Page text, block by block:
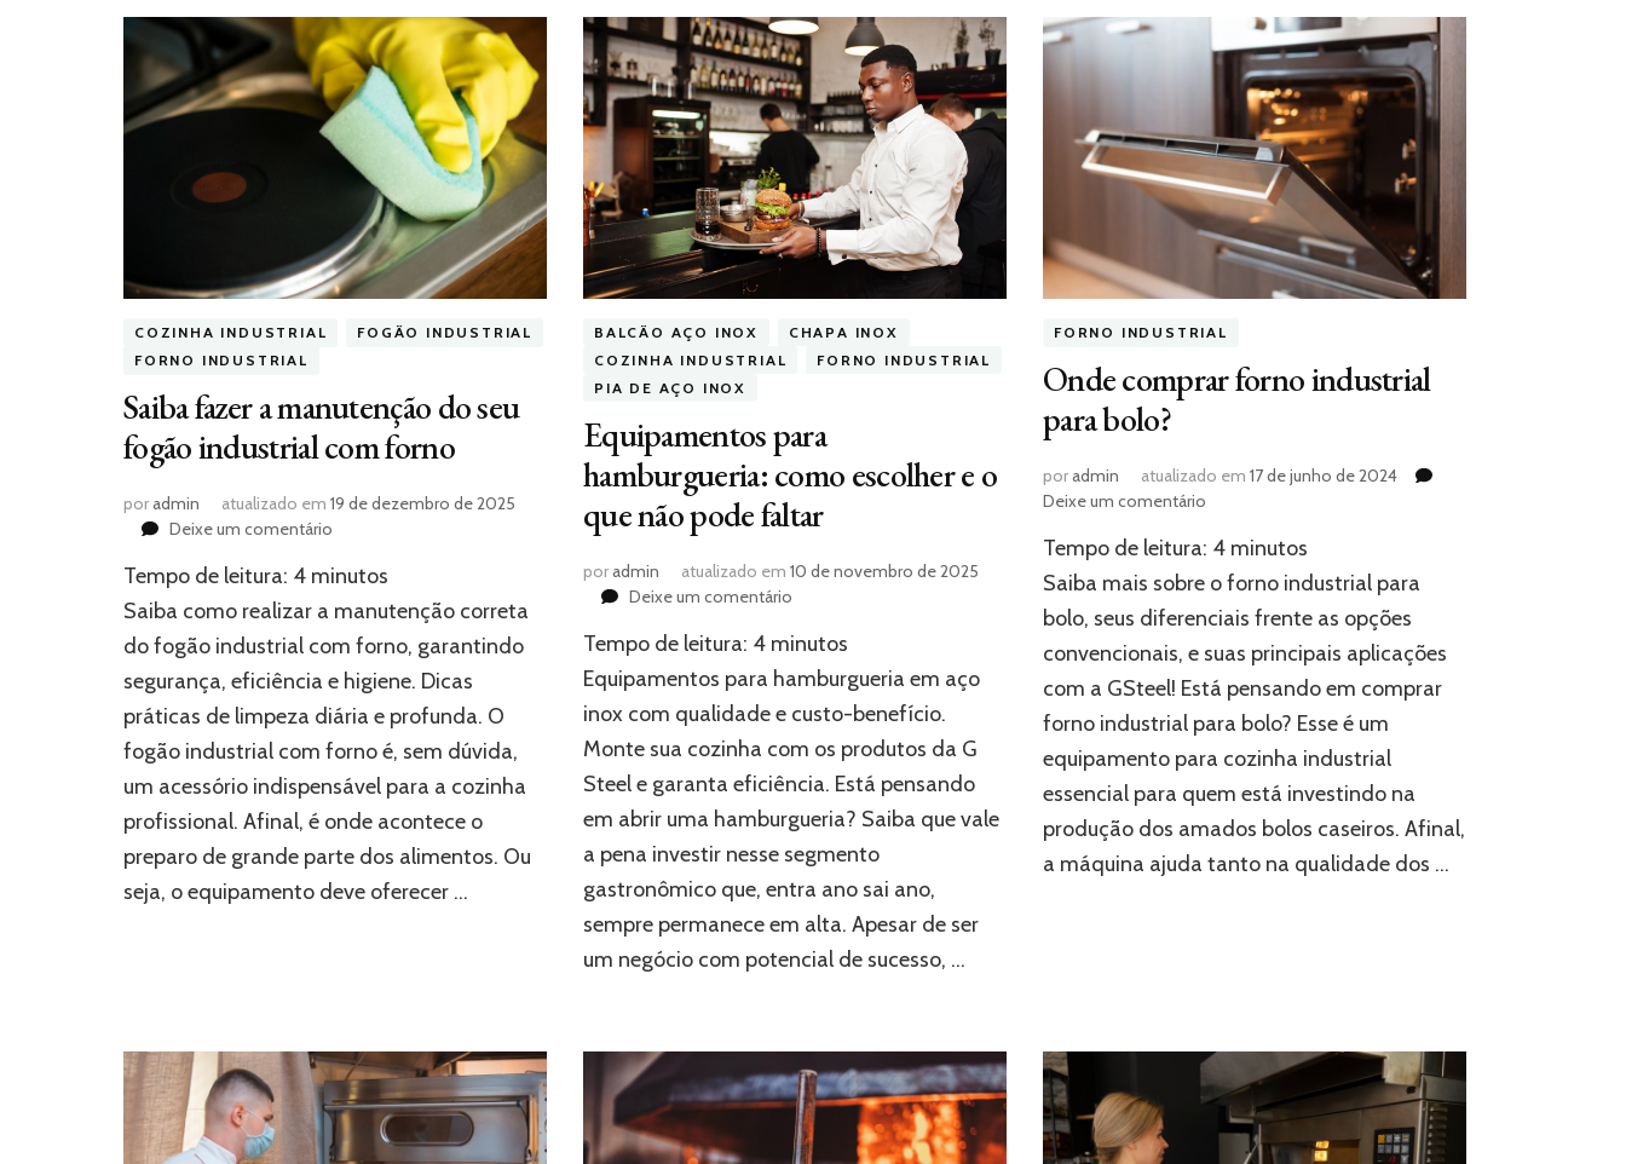
COZINHA INDUSTRIAL
FOGÃO INDUSTRIAL
FORNO INDUSTRIAL
Saiba fazer a manutenção do seu
fogão industrial com forno
poradmin atualizado em 19 de dezembro de 2025
Deixe um comentário
fazer
a
manutenção
do
seu
fogão
industrial
com
forno
Tempo de leitura: 4 minutos
Saiba como realizar a manutenção correta
do fogão industrial com forno, garantindo
segurança, eficiência e higiene. Dicas
práticas de limpeza diária e profunda. O
fogão industrial com forno é, sem dúvida,
um acessório indispensável para a cozinha
profissional. Afinal, é onde acontece o
preparo de grande parte dos alimentos. Ou
seja, o equipamento deve oferecer …
BALCÃO AÇO INOX
CHAPA INOX
COZINHA INDUSTRIAL
FORNO INDUSTRIAL
PIA DE AÇO INOX
Equipamentos para
hamburgueria: como escolher e o
que não pode faltar
poradmin atualizado em 10 de novembro de 2025
Deixe um comentárioem
para
hamburgueria:
escolher
e
que
não
pode
Tempo de leitura: 4 minutos
Equipamentos para hamburgueria em aço
inox com qualidade e custo-benefício.
Monte sua cozinha com os produtos da G
Steel e garanta eficiência. Está pensando
em abrir uma hamburgueria? Saiba que vale
a pena investir nesse segmento
gastronômico que, entra ano sai ano,
sempre permanece em alta. Apesar de ser
um negócio com potencial de sucesso, …
FORNO INDUSTRIAL
Onde comprar forno industrial
para bolo?
poradmin atualizado em 17 de junho de 2024
Deixe um comentárioem
comprar
forno
para
bolo?
Tempo de leitura: 4 minutos
Saiba mais sobre o forno industrial para
bolo, seus diferenciais frente as opções
convencionais, e suas principais aplicações
com a GSteel! Está pensando em comprar
forno industrial para bolo? Esse é um
equipamento para cozinha industrial
essencial para quem está investindo na
produção dos amados bolos caseiros. Afinal,
a máquina ajuda tanto na qualidade dos …